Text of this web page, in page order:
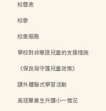
校曆表
校歌
校車服務
學校對非華語兒童的支援措施
《保良局守護兒童政策》
課外體驗式學習活動
高班畢業生升讀小一情況